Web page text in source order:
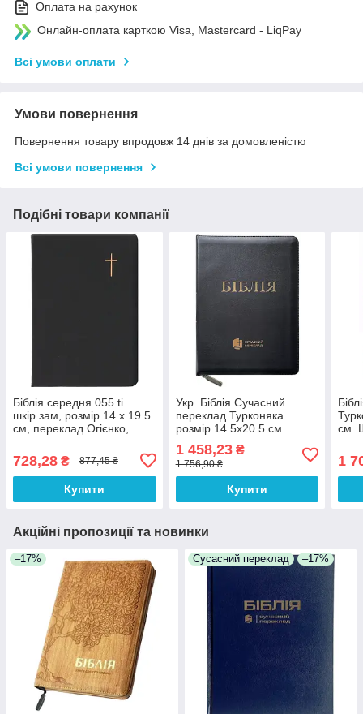
Оплата на рахунок
Онлайн-оплата карткою Visa, Mastercard - LiqPay
Всі умови оплати
Умови повернення
Повернення товару впродовж 14 днів за домовленістю
Всі умови повернення
Подібні товари компанії
Біблія середня 055 ti
шкір.зам, розмір 14 х 19.5
см, переклад Огієнко,
728,28 ₴ 877,45 ₴
Купити
Укр. Біблія Сучасний
переклад Турконяка
розмір 14.5х20.5 см.
(арт 1055902) Чорна
1 458,23₴
1 756,90 ₴
Купити
см.
1
Акційні пропозиції та новинки
–17% Сусасний переклад –17%